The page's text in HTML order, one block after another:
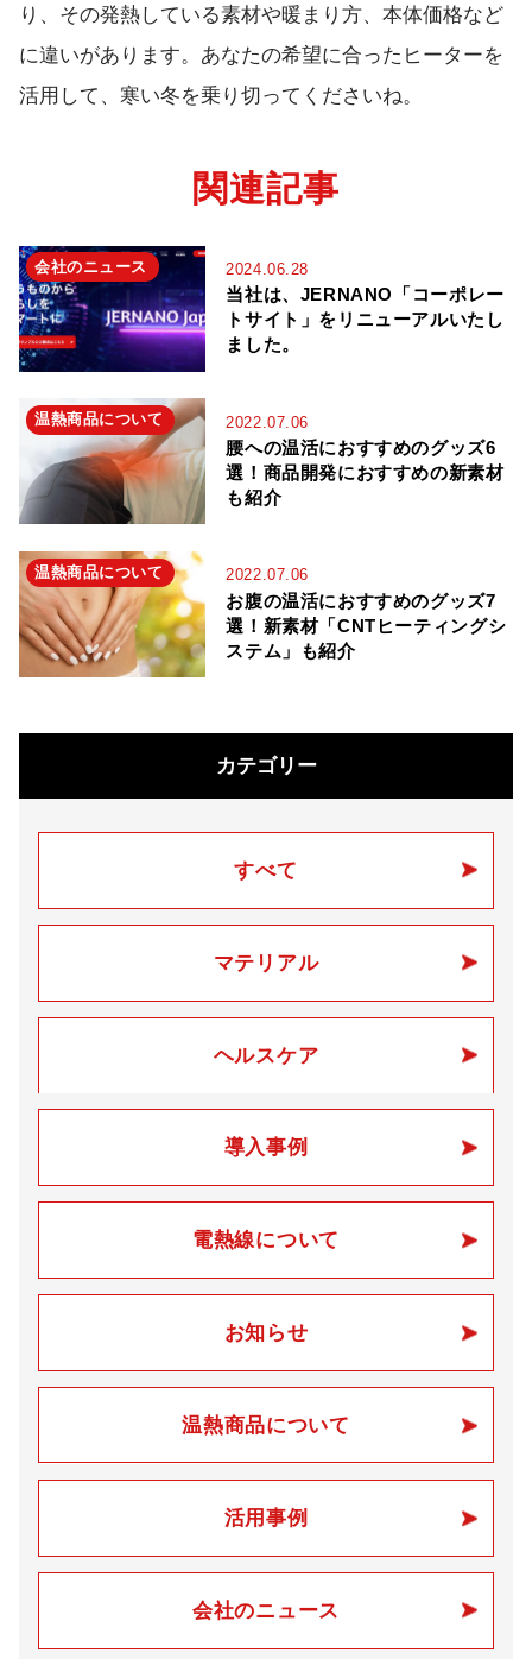
カテゴリー
すべて
マテリアル
ヘルスケア
導入事例
電熱線について
お知らせ
温熱商品について
活用事例
会社のニュース
り、その発熱している素材や暖まり方、本体価格など
に違いがあります。あなたの希望に合ったヒーターを
活用して、寒い冬を乗り切ってくださいね。
関連記事
会社のニュース 2024.06.28
当社は、JERNANO「コーポレー
トサイト」をリニューアルいたし
ました。
温熱商品について 2022.07.06
腰への温活におすすめのグッズ6
選！商品開発におすすめの新素材
も紹介
温熱商品について 2022.07.06
お腹の温活におすすめのグッズ7
選！新素材「CNTヒーティングシ
ステム」も紹介